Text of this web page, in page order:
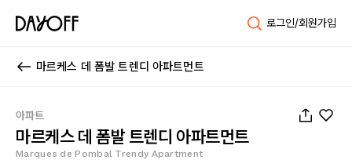
로그인/회원가입
마르케스 데 폼발 트렌디 아파트먼트
아파트
마르케스 데 폼발 트렌디 아파트먼트
Marques de Pombal Trendy Apartment